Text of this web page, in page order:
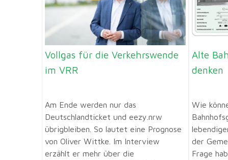
Vollgas für die Verkehrswende
im VRR
Am Ende werden nur das
Deutschlandticket und eezy.nrw
übrigbleiben. So lautet eine Prognose
von Oliver Wittke. Im Interview
erzählt er mehr über die
Alte
denken
Wie
der
Frage